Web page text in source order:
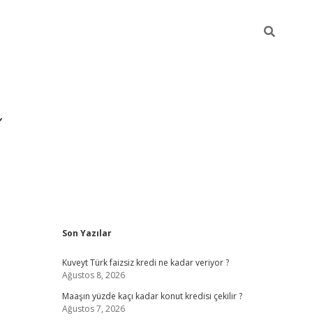
Sidebar
Son Yazılar
Kuveyt Türk faizsiz kredi ne kadar veriyor ?
Ağustos 8, 2026
Maaşın yüzde kaçı kadar konut kredisi çekilir ?
Ağustos 7, 2026